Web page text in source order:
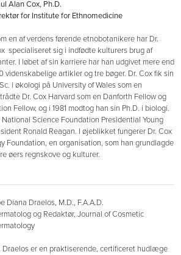
Alan Cox, Ph.D.
for Institute for Ethnomedicine
en af verdens førende etnobotanikere har Dr.
specialiseret sig i indfødte kulturers brug af
I løbet af sin karriere har han udgivet mere end
videnskabelige artikler og tre bøger. Dr. Cox fik sin
i økologi på University of Wales som en
Dr. Cox Harvard som en Danforth Fellow og
Fellow, og i 1981 modtog han sin Ph.D. i biologi.
Science Foundation Presidential Young
Ronald Reagan. I øjeblikket fungerer Dr. Cox
Foundation, en organisation, som han grundlagde
øers regnskove og kulturer.
Diana Draelos, M.D., F.A.A.D.
og Redaktør, Journal of Cosmetic
Draelos er en praktiserende, certificeret hudlæge